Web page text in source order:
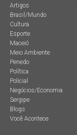
Artigos
Brasil/Mundo
Cultura
Esporte
Maceió
Meio Ambiente
Penedo
Política
Policial
Negócios/Economia
Sergipe
Blogs
Você Acontece